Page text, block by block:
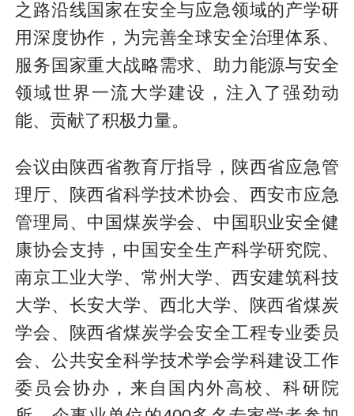
之路沿线国家在安全与应急领域的产学研
用深度协作，为完善全球安全治理体系、
服务国家重大战略需求、助力能源与安全
领域世界一流大学建设，注入了强劲动
能、贡献了积极力量。
会议由陕西省教育厅指导，陕西省应急管
理厅、陕西省科学技术协会、西安市应急
管理局、中国煤炭学会、中国职业安全健
康协会支持，中国安全生产科学研究院、
南京工业大学、常州大学、西安建筑科技
大学、长安大学、西北大学、陕西省煤炭
学会、陕西省煤炭学会安全工程专业委员
会、公共安全科学技术学会学科建设工作
委员会协办，来自国内外高校、科研院